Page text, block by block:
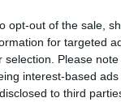
opt-out of the sale,
for targeted
selection. Please
interest-based
to third